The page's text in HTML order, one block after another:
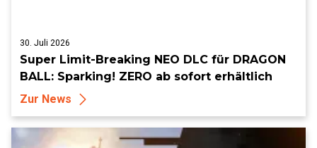
30. Juli 2026
Super Limit-Breaking NEO DLC für DRAGON
BALL: Sparking! ZERO ab sofort erhältlich
Zur News